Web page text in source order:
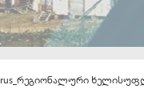
rus_რეგიონალური